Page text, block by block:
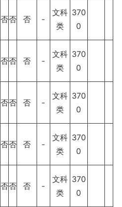
否否 否 -
文科
类
370
0
否否 否 -
文科
类
370
0
否否 否 -
文科
类
370
0
否否 否 -
文科
类
370
0
否否 否 -
文科
类
370
0